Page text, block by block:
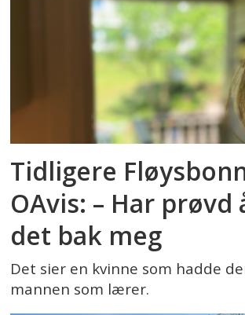
Tidligere
OAvis: – Har prøvd
det bak meg
Det sier en kvinne som hadde
mannen som lærer.